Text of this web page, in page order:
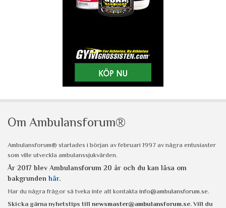
Om Ambulansforum®
Ambulansforum® startades i början av februari 1997 av några entusiaster
som ville utveckla ambulanssjukvården.
År 2017 blev Ambulansforum 20 år och du kan läsa om
bakgrunden här.
Har du några frågor så tveka inte att kontakta info@ambulansforum.se.
Skicka gärna nyhetstips till newsmaster@ambulansforum.se. Vill du